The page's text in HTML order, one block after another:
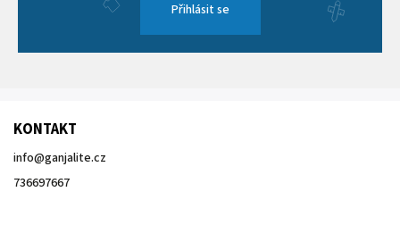
Přihlásit se
KONTAKT
info@ganjalite.cz
736697667